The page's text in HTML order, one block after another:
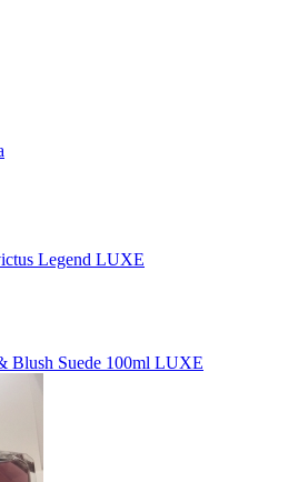
Legend LUXE
Blush Suede 100ml LUXE